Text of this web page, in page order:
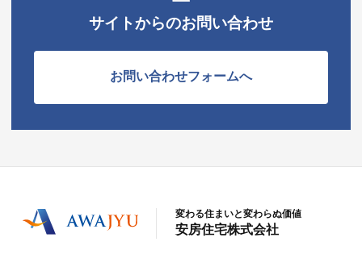
サイトからのお問い合わせ
お問い合わせフォームへ
変わる住まいと変わらぬ価値
安房住宅株式会社